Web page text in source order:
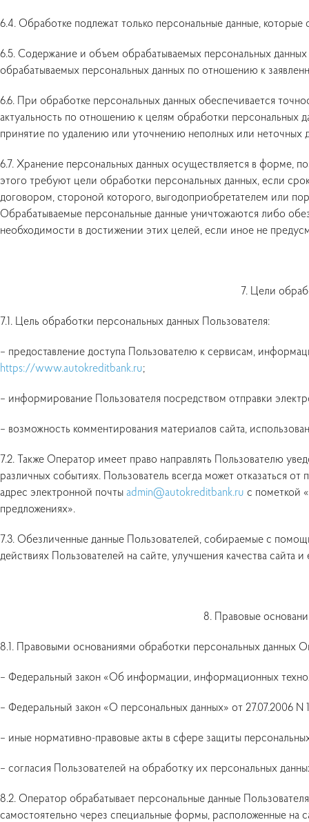
6.4. Обработке подлежат только персональные данные,
6.5. Содержание и объем обрабатываемых персональных
обрабатываемых персональных данных по отношению к
6.6. При обработке персональных данных обеспечивается
актуальность по отношению к целям обработки
принятие по удалению или уточнению неполных или неточных
6.7. Хранение персональных данных осуществляется в форме,
этого требуют цели обработки персональных данных, если
договором, стороной которого, выгодоприобретателем или
Обрабатываемые персональные данные уничтожаются либо
необходимости в достижении этих целей, если иное не
7. Цели
7.1. Цель обработки персональных данных Пользователя:
– предоставление доступа Пользователю к сервисам,
https://www.autokreditbank.ru;
– информирование Пользователя посредством отправки
– возможность комментирования материалов сайта,
7.2. Также Оператор имеет право направлять Пользователю
различных событиях. Пользователь всегда может отказаться
адрес электронной почты admin@autokreditbank.ru с пометкой
предложениях».
7.3. Обезличенные данные Пользователей, собираемые с
действиях Пользователей на сайте, улучшения качества сайта и
8. Правовые
8.1. Правовыми основаниями обработки персональных данных
– Федеральный закон «Об информации, информационных
– Федеральный закон «О персональных данных» от 27.07.2006 N
– иные нормативно-правовые акты в сфере защиты
– согласия Пользователей на обработку их персональных
8.2. Оператор обрабатывает персональные данные
самостоятельно через специальные формы, расположенные на